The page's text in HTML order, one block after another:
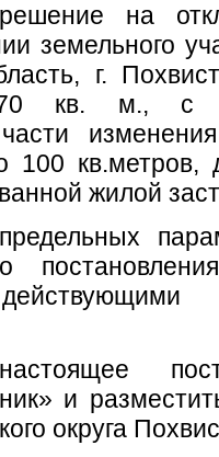
на
земельного
г.
кв. м., с
100 кв.метров,
жилой
и
округа